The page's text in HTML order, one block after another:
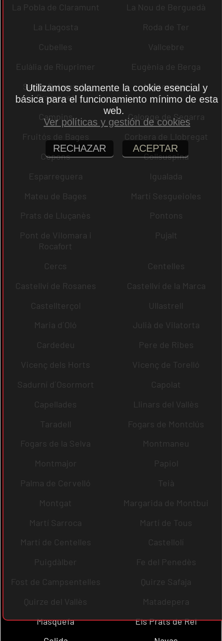
La Pobla de Claramunt
La Nou de Berguedà
La Llagosta
Roda de Ter
Cubelles
Vallcebre
Eulàlia de Riuprimer
Eugènia de Berga
Santa Coloma de
Gramenet
Martorelles
Campins
Calonge de Segarra
Fruitós de Bages
Corbera de Llobregat
Copons
Collsuspina
Esparreguera
Igualada
Mateu de Bages
Martí Sesgueioles
Prats de Lluçanès
Pontons
Pont de Vilomara i
Rocafort
Pujalt
Cercs
Centelles
Castellví de Rosanes
Castellví de la Marca
Castellterçol
Ullastrell
Maria d´Oló
Julià de Vilatorta
Cardedeu
Pere de Ribes
Vicenç dels Horts
Vicenç de Torelló
Sadurní d´Osormort
Capolat
Capellades
Llinars del Vallès
Taradell
Fogars de Montclús
Fogars de la Selva
Montmaneu
Montmajor
Papiol
Palma de Cervelló
Teià
Montgat
Margarida de Montbui
Martí Sarroca
Martí de Tous
Martí de Centelles
Castellolí
Puigdàlber
Fe del Penedès
Fost de Campsentelles
Quirze Safaja
Quirze del Vallès
Matadepera
Masquefa
Els Prats de Rei
Utilizamos solamente la cookie esencial y
básica para el funcionamiento mínimo de esta
web.
Ver políticas y gestión de cookies
RECHAZAR ACEPTAR